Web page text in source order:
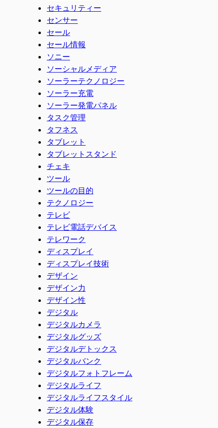
セキュリティー
センサー
セール
セール情報
ソニー
ソーシャルメディア
ソーラーテクノロジー
ソーラー充電
ソーラー発電パネル
タスク管理
タフネス
タブレット
タブレットスタンド
チェキ
ツール
ツールの目的
テクノロジー
テレビ
テレビ電話デバイス
テレワーク
ディスプレイ
ディスプレイ技術
デザイン
デザイン力
デザイン性
デジタル
デジタルカメラ
デジタルグッズ
デジタルデトックス
デジタルバンク
デジタルフォトフレーム
デジタルライフ
デジタルライフスタイル
デジタル体験
デジタル保存